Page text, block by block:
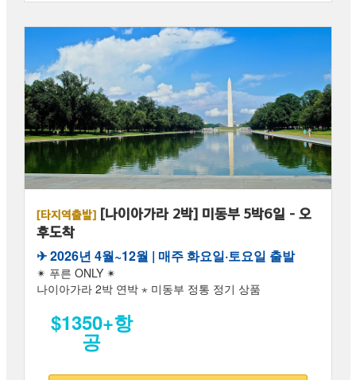
[타지역출발] [나이아가라 2박] 미동부 5박6일 - 오
후도착
✈︎ 2026년 4월~12월 | 매주 화요일·토요일 출발
✴ 푸른 ONLY ✴
나이아가라 2박 연박 ⋆ 미동부 정통 정기 상품
$1350+항
공